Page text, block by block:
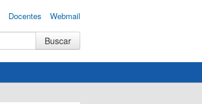
Docentes Webmail